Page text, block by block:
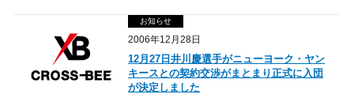
お知らせ
2006年12月28日
12月27日井川慶選手がニューヨーク・ヤン
キースとの契約交渉がまとまり正式に入団
が決定しました